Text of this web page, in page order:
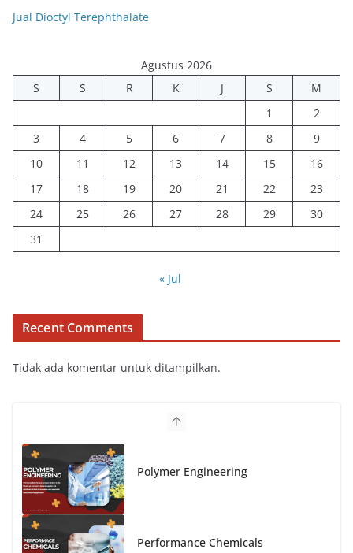
Jual Dioctyl Terephthalate
Agustus 2026
S
S R K J S
M
1
2
3
4 5 6 7 8
9
10
11 12 13 14 15
16
17
18 19 20 21 22
23
24
25 26 27 28 29
30
31
« Jul
Recent Comments
Tidak ada komentar untuk ditampilkan.
Polymer Engineering
Performance Chemicals